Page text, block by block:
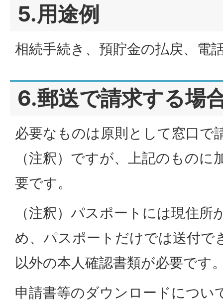
5.用途例
相続手続き、預貯金の払戻、電
6.郵送で請求する場
必要なものは原則として窓口で
（注釈）ですが、上記のもの
要です。
（注釈）パスポートには現住
め、パスポートだけでは送付で
以外の本人確認書類が必要です
申請書等のダウンロードについ